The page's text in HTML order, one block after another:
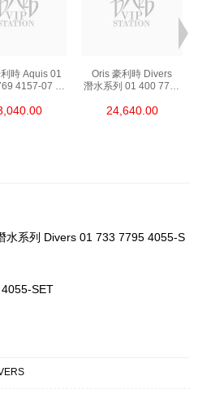
時 Aquis 01
4157-07 8
Oris 豪利時 Divers
潛水系列 01 400 7772
24,640.00
水系列 Divers 01 733 7795 4055-S
SET